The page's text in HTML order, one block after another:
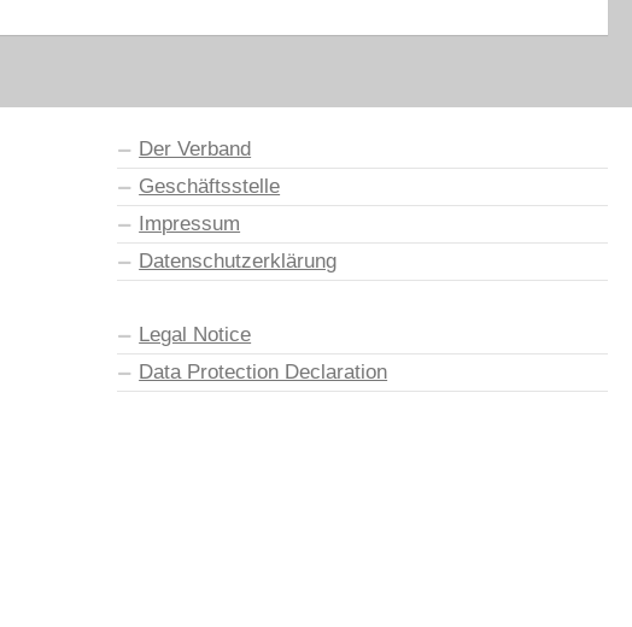
Der Verband
Geschäftsstelle
Impressum
Datenschutzerklärung
Legal Notice
Data Protection Declaration